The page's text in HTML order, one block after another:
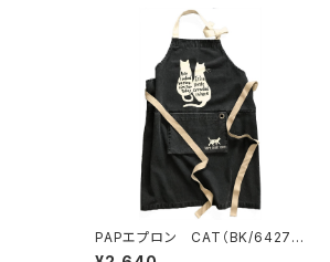
PAPエプロン CAT（BK/6427
8）